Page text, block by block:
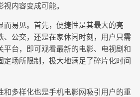
内容变成可能。
而易见。首先，便捷性是其最大的亮
、公交，还是在家休闲时刻，用户只需
平台，即可观看最新的电影、电视剧和
定场所限制，极大地满足了碎片化时间
和多样化也是手机电影网吸引用户的重